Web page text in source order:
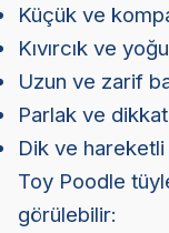
Küçük ve
Kıvırcık ve
Uzun ve zarif
Parlak ve
Dik ve
Toy Poodle
görülebilir: